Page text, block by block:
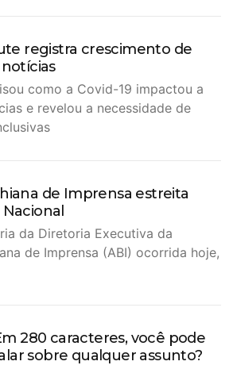
registra crescimento de
como a Covid-19 impactou a
e revelou a necessidade de
de Imprensa estreita
da Diretoria Executiva da
de Imprensa (ABI) ocorrida hoje,
280 caracteres, você pode
sobre qualquer assunto?